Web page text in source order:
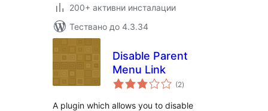
200+ активни инсталации
Тествано до 4.3.34
Disable Parent
Menu Link
(2общо
оценки
)
A plugin which allows you to disable